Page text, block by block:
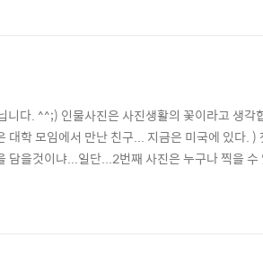
다. ^^;) 인물사진은 사진생활의 꽃이라고 생각
학 모임에서 만난 친구... 지금은 미국에 있다. )
을것이냐...일단...2번째 사진은 누구나 찍을
80%가 구도 입니다.... 이건 알아두시구요.. ^^;